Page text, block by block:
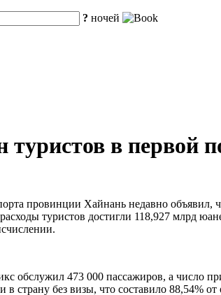
? ночей
в первой
провинции Хайнань недавно
туристов достигли 118,927 млрд
обслужил 473 000 пассажиров, а число
страну без визы, что составило 88,54%